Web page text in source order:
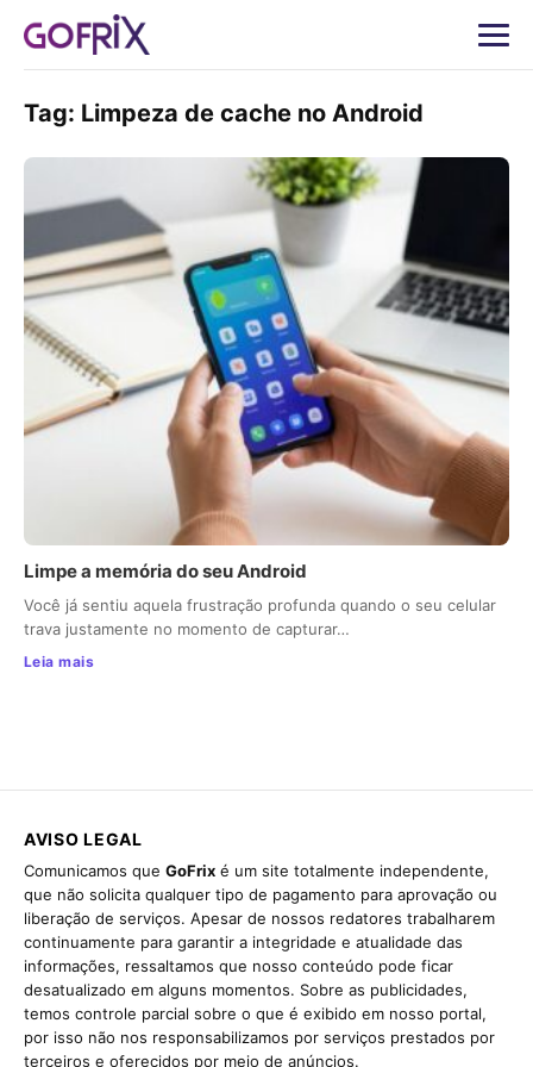
Tag: Limpeza de cache no Android
Limpe a memória do seu Android
Você já sentiu aquela frustração profunda quando o seu celular
trava justamente no momento de capturar…
Leia mais
AVISO LEGAL
Comunicamos que GoFrix é um site totalmente independente,
que não solicita qualquer tipo de pagamento para aprovação ou
liberação de serviços. Apesar de nossos redatores trabalharem
continuamente para garantir a integridade e atualidade das
informações, ressaltamos que nosso conteúdo pode ficar
desatualizado em alguns momentos. Sobre as publicidades,
temos controle parcial sobre o que é exibido em nosso portal,
por isso não nos responsabilizamos por serviços prestados por
terceiros e oferecidos por meio de anúncios.